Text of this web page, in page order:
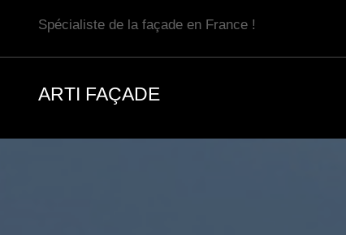
Spécialiste de la façade en France !
ARTI FAÇADE